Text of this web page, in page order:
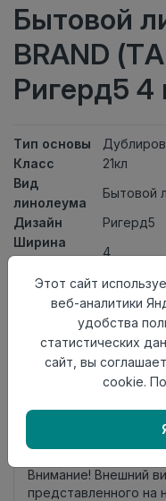
Бытовой
BRAND
Ригерд5 4
Тип основы
Класс
21кл
Вид
линолеума
Бытовой
Дизайн
Ригерд5
Ширина
4
Общая
толщина
2,1мм
защитного
слоя
0,15мм
АктуальностьАктуален
происхождения
Россия
Нет в наличии
Внимание! Внешний
представленного на
Этот сайт
веб-аналитики
удобства
статистических
сайт, вы
cookie.